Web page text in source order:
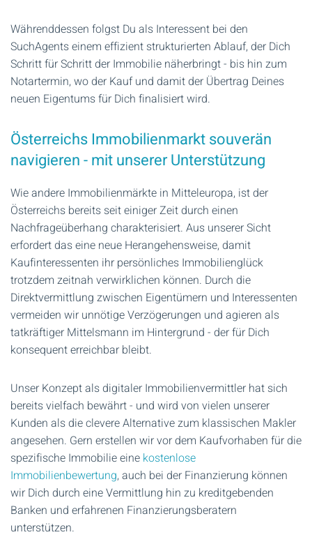
Währenddessen folgst Du als Interessent bei den
SuchAgents einem effizient strukturierten Ablauf, der Dich
Schritt für Schritt der Immobilie näherbringt - bis hin zum
Notartermin, wo der Kauf und damit der Übertrag Deines
neuen Eigentums für Dich finalisiert wird.
Österreichs Immobilienmarkt souverän
navigieren - mit unserer Unterstützung
Wie andere Immobilienmärkte in Mitteleuropa, ist der
Österreichs bereits seit einiger Zeit durch einen
Nachfrageüberhang charakterisiert. Aus unserer Sicht
erfordert das eine neue Herangehensweise, damit
Kaufinteressenten ihr persönliches Immobilienglück
trotzdem zeitnah verwirklichen können. Durch die
Direktvermittlung zwischen Eigentümern und Interessenten
vermeiden wir unnötige Verzögerungen und agieren als
tatkräftiger Mittelsmann im Hintergrund - der für Dich
konsequent erreichbar bleibt.
Unser Konzept als digitaler Immobilienvermittler hat sich
bereits vielfach bewährt - und wird von vielen unserer
Kunden als die clevere Alternative zum klassischen Makler
angesehen. Gern erstellen wir vor dem Kaufvorhaben für die
spezifische Immobilie eine kostenlose
Immobilienbewertung, auch bei der Finanzierung können
wir Dich durch eine Vermittlung hin zu kreditgebenden
Banken und erfahrenen Finanzierungsberatern
unterstützen.